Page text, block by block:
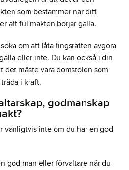
som bestämmer när ditt
att fullmakten börjar gälla.
om att låta tingsrätten avgöra
eller inte. Du kan också i din
det måste vara domstolen som
i kraft.
godmanskap
vanligtvis inte om du har en god
god man eller förvaltare när du